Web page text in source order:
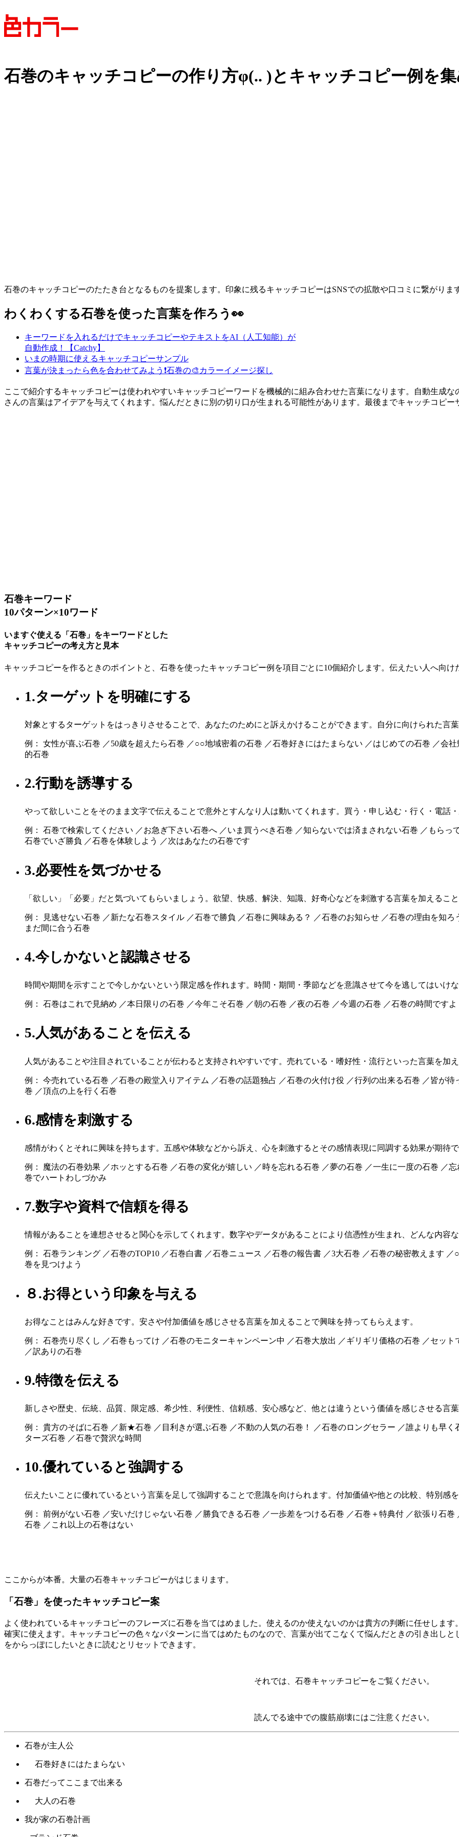
石巻のキャッチコピーの作り方φ(.. )と キャッチコピー例を集
石巻のキャッチコピーのたたき台となるものを提案します。印象に残るキャッチコピーはSNSでの拡散や口コミに繋がりま
わくわくする石巻を使った言葉を作ろう👀
キーワードを入れるだけでキャッチコピーやテキストをAI（人工知能）が
自動作成！【Catchy】
いまの時期に使えるキャッチコピーサンプル
言葉が決まったら色を合わせてみよう❗石巻の🎨カラーイメージ探し
ここで紹介するキャッチコピーは使われやすいキャッチコピーワードを機械的に組み合わせた言葉になります。自動生成
さんの言葉はアイデアを与えてくれます。悩んだときに別の切り口が生まれる可能性があります。最後までキャッチコピー
石巻キーワード
10パターン×10ワード
いますぐ使える「石巻」をキーワードとした
キャッチコピーの考え方と見本
キャッチコピーを作るときのポイントと、石巻を使ったキャッチコピー例を項目ごとに10個紹介します。伝えたい人へ向け
1.ターゲットを明確にする
対象とするターゲットをはっきりさせることで、あなたのためにと訴えかけることができます。自分に向けられた言
例： 女性が喜ぶ石巻 ／50歳を超えたら石巻 ／○○地域密着の石巻 ／石巻好きにはたまらない ／はじめての石巻 ／会
的石巻
2.行動を誘導する
やって欲しいことをそのまま文字で伝えることで意外とすんなり人は動いてくれます。買う・申し込む・行く・電話
例： 石巻で検索してください ／お急ぎ下さい石巻へ ／いま買うべき石巻 ／知らないでは済まされない石巻 ／もら
石巻でいざ勝負 ／石巻を体験しよう ／次はあなたの石巻です
3.必要性を気づかせる
「欲しい」「必要」だと気づいてもらいましょう。欲望、快感、解決、知識、好奇心などを刺激する言葉を加えるこ
例： 見逃せない石巻 ／新たな石巻スタイル ／石巻で勝負 ／石巻に興味ある？ ／石巻のお知らせ ／石巻の理由を知
まだ間に合う石巻
4.今しかないと認識させる
時間や期間を示すことで今しかないという限定感を作れます。時間・期間・季節などを意識させて今を逃してはいけ
例： 石巻はこれで見納め ／本日限りの石巻 ／今年こそ石巻 ／朝の石巻 ／夜の石巻 ／今週の石巻 ／石巻の時間です
5.人気があることを伝える
人気があることや注目されていることが伝わると支持されやすいです。売れている・嗜好性・流行といった言葉を加
例： 今売れている石巻 ／石巻の殿堂入りアイテム ／石巻の話題独占 ／石巻の火付け役 ／行列の出来る石巻 ／皆が
巻 ／頂点の上を行く石巻
6.感情を刺激する
感情がわくとそれに興味を持ちます。五感や体験などから訴え、心を刺激するとその感情表現に同調する効果が期待で
例： 魔法の石巻効果 ／ホッとする石巻 ／石巻の変化が嬉しい ／時を忘れる石巻 ／夢の石巻 ／一生に一度の石巻 ／
巻でハートわしづかみ
7.数字や資料で信頼を得る
情報があることを連想させると関心を示してくれます。数字やデータがあることにより信憑性が生まれ、どんな内容
例： 石巻ランキング ／石巻のTOP10 ／石巻白書 ／石巻ニュース ／石巻の報告書 ／3大石巻 ／石巻の秘密教えます
巻を見つけよう
８.お得という印象を与える
お得なことはみんな好きです。安さや付加価値を感じさせる言葉を加えることで興味を持ってもらえます。
例： 石巻売り尽くし ／石巻もってけ ／石巻のモニターキャンペーン中 ／石巻大放出 ／ギリギリ価格の石巻 ／セッ
／訳ありの石巻
9.特徴を伝える
新しさや歴史、伝統、品質、限定感、希少性、利便性、信頼感、安心感など、他とは違うという価値を感じさせる言葉
例： 貴方のそばに石巻 ／新★石巻 ／目利きが選ぶ石巻 ／不動の人気の石巻！ ／石巻のロングセラー ／誰よりも早
ターズ石巻 ／石巻で贅沢な時間
10.優れていると強調する
伝えたいことに優れているという言葉を足して強調することで意識を向けられます。付加価値や他との比較、特別感を
例： 前例がない石巻 ／安いだけじゃない石巻 ／勝負できる石巻 ／一歩差をつける石巻 ／石巻＋特典付 ／欲張り石
石巻 ／これ以上の石巻はない
ここからが本番。大量の石巻キャッチコピーがはじまります。
「石巻」を使ったキャッチコピー案
よく使われているキャッチコピーのフレーズに石巻を当てはめました。使えるのか使えないのかは貴方の判断に任せしま
確実に使えます。キャッチコピーの色々なパターンに当てはめたものなので、言葉が出てこなくて悩んだときの引き出し
をからっぽにしたいときに読むとリセットできます。
それでは、石巻キャッチコピーをご覧ください。
読んでる途中での腹筋崩壊にはご注意ください。
石巻が主人公
石巻好きにはたまらない
石巻だってここまで出来る
大人の石巻
我が家の石巻計画